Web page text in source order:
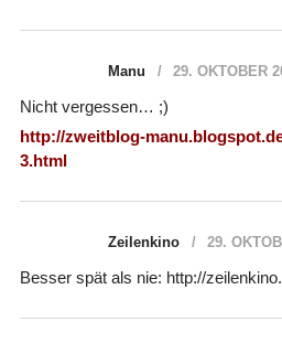
Manu 29. OKTOBER
Nicht vergessen… ;)
http://zweitblog-
3.html
Zeilenkino 29.
Besser spät als nie: http://